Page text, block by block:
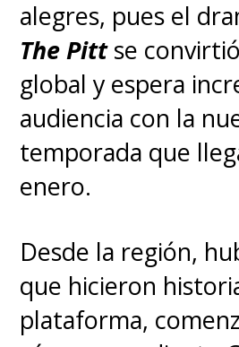
alegres, pues el
The Pittse
global y espera
audiencia con la
temporada que
enero.
Desde la región,
que hicieron
plataforma,